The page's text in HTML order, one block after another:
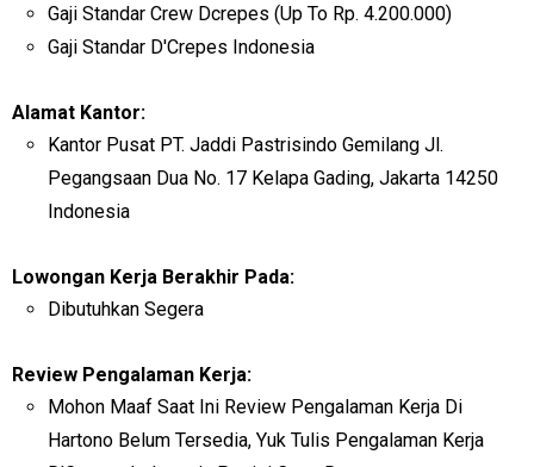
Gaji Standar Crew Dcrepes (Up To Rp. 4.200.000)
Gaji Standar D'Crepes Indonesia
Alamat Kantor:
Kantor Pusat PT. Jaddi Pastrisindo Gemilang Jl.
Pegangsaan Dua No. 17 Kelapa Gading, Jakarta 14250
Indonesia
Lowongan Kerja Berakhir Pada:
Dibutuhkan Segera
Review Pengalaman Kerja:
Mohon Maaf Saat Ini Review Pengalaman Kerja Di
Hartono Belum Tersedia, Yuk Tulis Pengalaman Kerja